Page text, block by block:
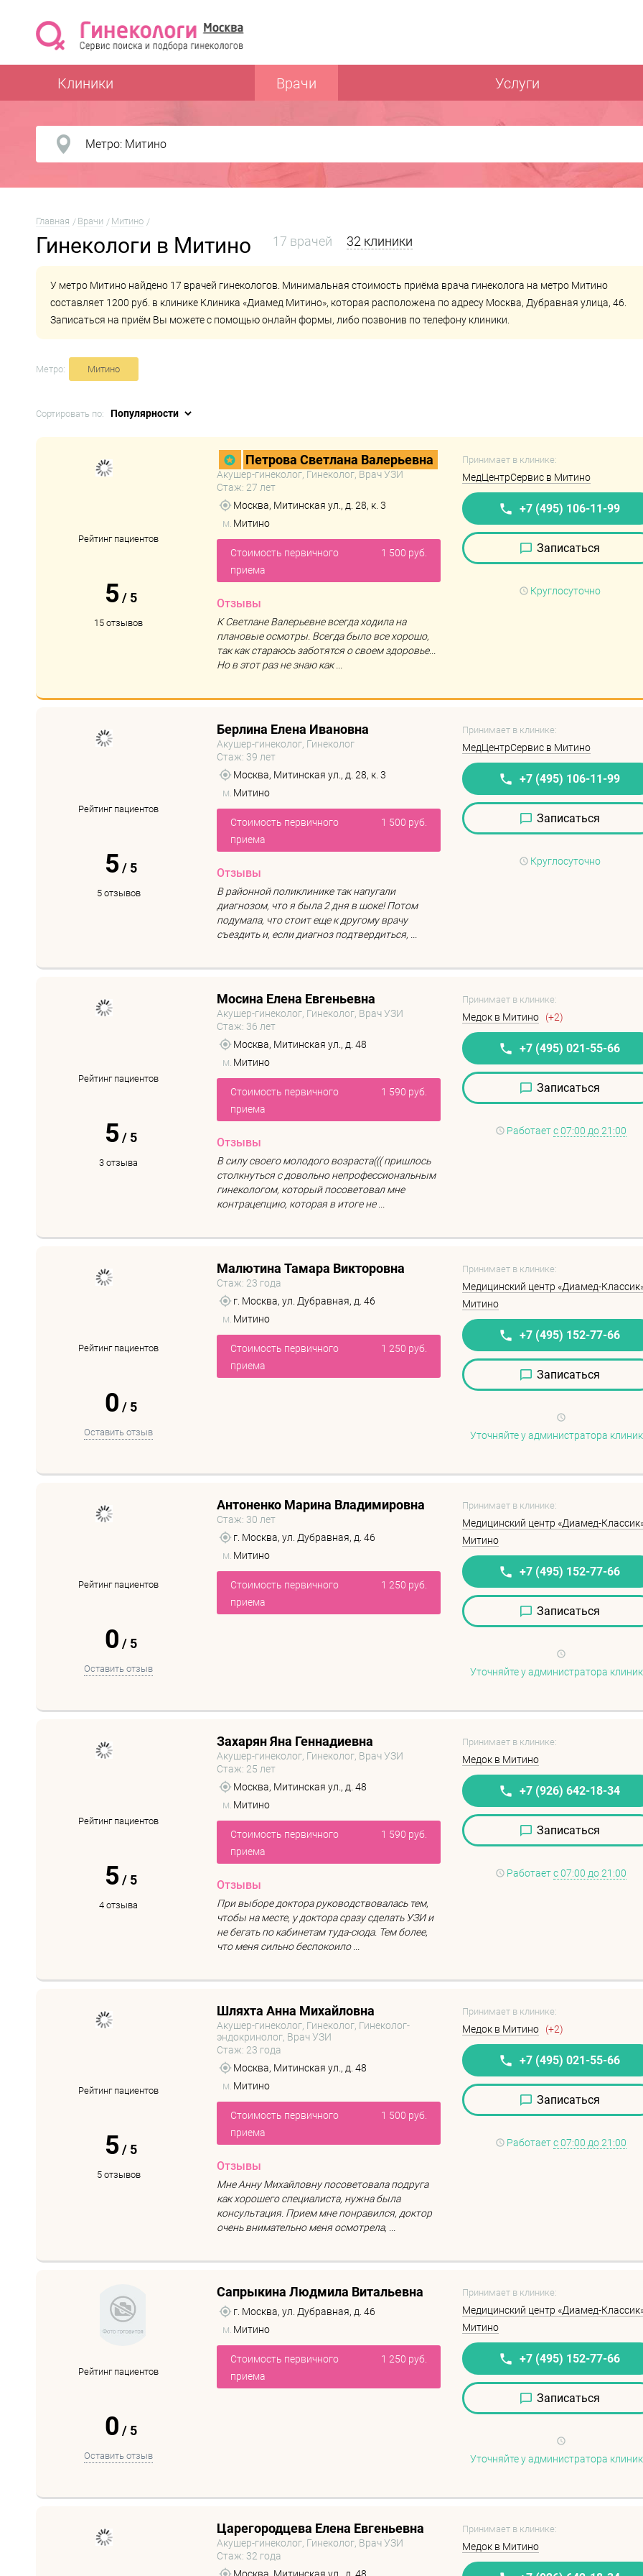
Клиники Врачи Услуги
Главная Врачи Митино
Гинекологи в Митино 17 врачей 32 клиники
У метро Митино найдено 17 врачей гинекологов. Минимальная стоимость приёма врача гинеколога на метро Митино
составляет 1200 руб. в клинике Клиника «Диамед Митино», которая расположена по адресу Москва, Дубравная улица, 46.
Записаться на приём Вы можете с помощью онлайн формы, либо позвонив по телефону клиники.
Метро: Митино
Сортировать по:
Рейтинг пациентов
5 / 5
15 отзывов
Петрова Светлана Валерьевна
Акушер-гинеколог, Гинеколог, Врач УЗИ
Стаж: 27 лет
Москва, Митинская ул., д. 28, к. 3
м. Митино
Стоимость первичного
приема
1 500 руб.
Отзывы
К Светлане Валерьевне всегда ходила на
плановые осмотры. Всегда было все хорошо,
так как стараюсь заботятся о своем здоровье...
Но в этот раз не знаю как ...
Принимает в клинике:
МедЦентрСервис в Митино
+7 (495) 106-11-99
Записаться
Круглосуточно
Рейтинг пациентов
5 / 5
5 отзывов
Берлина Елена Ивановна
Акушер-гинеколог, Гинеколог
Стаж: 39 лет
Москва, Митинская ул., д. 28, к. 3
м. Митино
Стоимость первичного
приема
1 500 руб.
Отзывы
В районной поликлинике так напугали
диагнозом, что я была 2 дня в шоке! Потом
подумала, что стоит еще к другому врачу
съездить и, если диагноз подтвердиться, ...
Принимает в клинике:
МедЦентрСервис в Митино
+7 (495) 106-11-99
Записаться
Круглосуточно
Рейтинг пациентов
5 / 5
3 отзыва
Мосина Елена Евгеньевна
Акушер-гинеколог, Гинеколог, Врач УЗИ
Стаж: 36 лет
Москва, Митинская ул., д. 48
м. Митино
Стоимость первичного
приема
1 590 руб.
Отзывы
В силу своего молодого возраста((( пришлось
столкнуться с довольно непрофессиональным
гинекологом, который посоветовал мне
контрацепцию, которая в итоге не ...
Принимает в клинике:
Медок в Митино (+2)
+7 (495) 021-55-66
Записаться
Работаетс 07:00 до 21:00
Рейтинг пациентов
0 / 5
Оставить отзыв
Малютина Тамара Викторовна
Стаж: 23 года
г. Москва, ул. Дубравная, д. 46
м. Митино
Стоимость первичного
приема
1 250 руб.
Принимает в клинике:
Медицинский центр «Диамед-
Митино
+7 (495) 152-77-66
Записаться
Уточняйте у администратора
Рейтинг пациентов
0 / 5
Оставить отзыв
Антоненко Марина Владимировна
Стаж: 30 лет
г. Москва, ул. Дубравная, д. 46
м. Митино
Стоимость первичного
приема
1 250 руб.
Принимает в клинике:
Медицинский центр «Диамед-
Митино
+7 (495) 152-77-66
Записаться
Уточняйте у администратора
Рейтинг пациентов
5 / 5
4 отзыва
Захарян Яна Геннадиевна
Акушер-гинеколог, Гинеколог, Врач УЗИ
Стаж: 25 лет
Москва, Митинская ул., д. 48
м. Митино
Стоимость первичного
приема
1 590 руб.
Отзывы
При выборе доктора руководствовалась тем,
чтобы на месте, у доктора сразу сделать УЗИ и
не бегать по кабинетам туда-сюда. Тем более,
что меня сильно беспокоило ...
Принимает в клинике:
Медок в Митино
+7 (926) 642-18-34
Записаться
Работаетс 07:00 до 21:00
Рейтинг пациентов
5 / 5
5 отзывов
Шляхта Анна Михайловна
Акушер-гинеколог, Гинеколог, Гинеколог-
эндокринолог, Врач УЗИ
Стаж: 23 года
Москва, Митинская ул., д. 48
м. Митино
Стоимость первичного
приема
1 500 руб.
Отзывы
Мне Анну Михайловну посоветовала подруга
как хорошего специалиста, нужна была
консультация. Прием мне понравился, доктор
очень внимательно меня осмотрела, ...
Принимает в клинике:
Медок в Митино (+2)
+7 (495) 021-55-66
Записаться
Работаетс 07:00 до 21:00
Рейтинг пациентов
0 / 5
Оставить отзыв
Сапрыкина Людмила Витальевна
г. Москва, ул. Дубравная, д. 46
м. Митино
Стоимость первичного
приема
1 250 руб.
Принимает в клинике:
Медицинский центр «Диамед-
Митино
+7 (495) 152-77-66
Записаться
Уточняйте у администратора
Царегородцева Елена Евгеньевна
Акушер-гинеколог, Гинеколог, Врач УЗИ
Стаж: 32 года
Принимает в клинике:
Медок в Митино